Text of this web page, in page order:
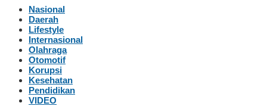
Nasional
Daerah
Lifestyle
Internasional
Olahraga
Otomotif
Korupsi
Kesehatan
Pendidikan
VIDEO